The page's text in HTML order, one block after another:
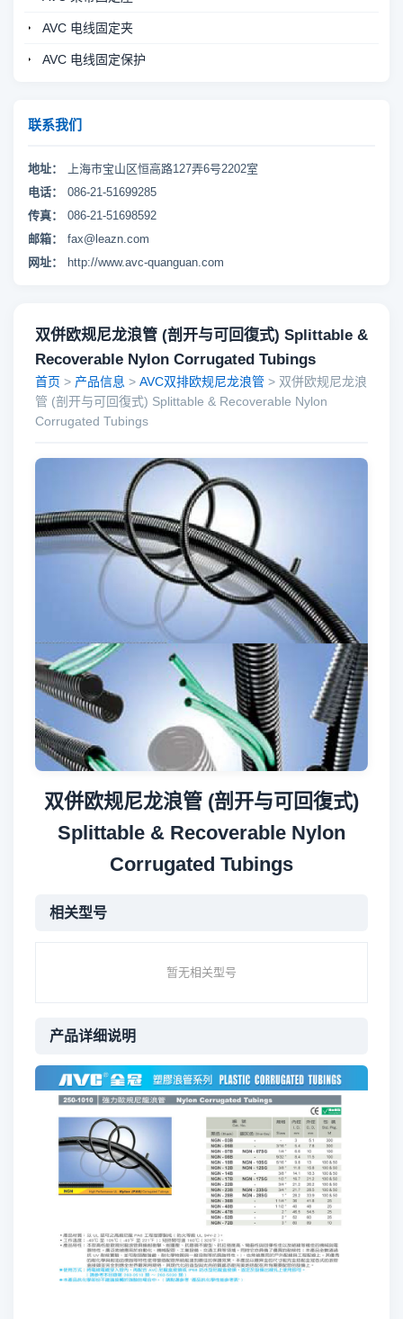
AVC 电线固定夹
AVC 电线固定保护
联系我们
地址：
上海市宝山区恒高路127弄6号2202室
电话：
086-21-51699285
传真：
086-21-51698592
邮箱：
fax@leazn.com
网址：
http://www.avc-quanguan.com
双併欧规尼龙浪管 (剖开与可回復式) Splittable &
Recoverable Nylon Corrugated Tubings
首页 > 产品信息 > AVC双排欧规尼龙浪管 > 双併欧规尼龙浪
管 (剖开与可回復式) Splittable & Recoverable Nylon
Corrugated Tubings
双併欧规尼龙浪管 (剖开与可回復式)
Splittable & Recoverable Nylon
Corrugated Tubings
相关型号
暂无相关型号
产品详细说明